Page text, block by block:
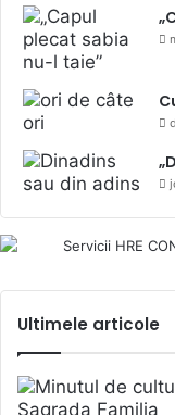
Ultimele articole